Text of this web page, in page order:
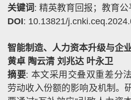
关键词 : 精英教育回报；教育
DOI: 10.13821/
智能制造、人力资本升级与企
黄卓 陶云清 刘兆达 叶永卫
摘要: 本文采用交叠双重差分
劳动收入份额的影响及机制。